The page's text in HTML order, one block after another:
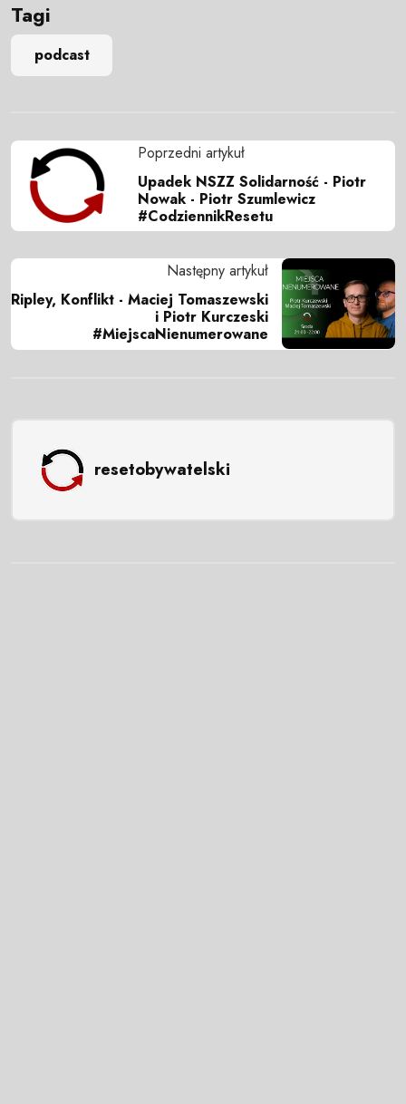
Tagi
podcast
Poprzedni artykuł
Upadek NSZZ Solidarność - Piotr
Nowak - Piotr Szumlewicz
#CodziennikResetu
Następny artykuł
Ripley, Konflikt - Maciej Tomaszewski
i Piotr Kurczeski
#MiejscaNienumerowane
resetobywatelski